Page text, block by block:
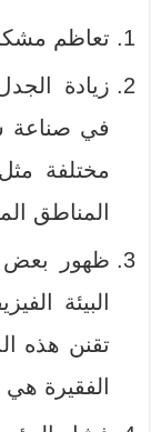
تعاظم
زيادة
في صناعة
مختلفة
المناطق
ظهور بعض
البيئة
تقنن هذه
الفقيرة